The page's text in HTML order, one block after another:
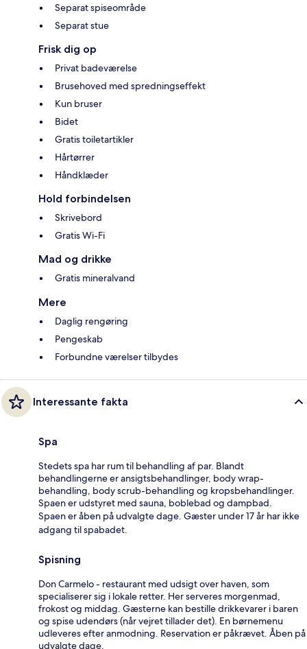
Separat spiseområde
Separat stue
Frisk dig op
Privat badeværelse
Brusehoved med spredningseffekt
Kun bruser
Bidet
Gratis toiletartikler
Hårtørrer
Håndklæder
Hold forbindelsen
Skrivebord
Gratis Wi-Fi
Mad og drikke
Gratis mineralvand
Mere
Daglig rengøring
Pengeskab
Forbundne værelser tilbydes
Interessante fakta
Spa
Stedets spa har rum til behandling af par. Blandt
behandlingerne er ansigtsbehandlinger, body wrap-
behandling, body scrub-behandling og kropsbehandlinger.
Spaen er udstyret med sauna, boblebad og dampbad.
Spaen er åben på udvalgte dage. Gæster under 17 år har ikke
adgang til spabadet.
Spisning
Don Carmelo - restaurant med udsigt over haven, som
specialiserer sig i lokale retter. Her serveres morgenmad,
frokost og middag. Gæsterne kan bestille drikkevarer i baren
og spise udendørs (når vejret tillader det). En børnemenu
udleveres efter anmodning. Reservation er påkrævet. Åben på
udvalgte dage.